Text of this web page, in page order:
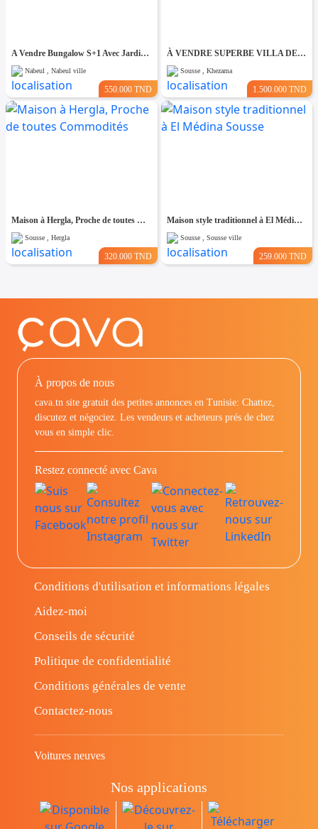
A Vendre Bungalow S+1 Avec Jardin à Club Farah, Nabeul
Nabeul , Nabeul ville
550.000 TND
À VENDRE SUPERBE VILLA DE 760 m² À KHZEMA OUEST
Sousse , Khezama
1.500.000 TND
Maison à Hergla, Proche de toutes Commodités
Sousse , Hergla
320.000 TND
Maison style traditionnel à El Médina Sousse
Sousse , Sousse ville
259.000 TND
À propos de nous
cava.tn site gratuit des petites annonces en Tunisie: Chattez,
discutez et négociez. Les vendeurs et acheteurs prés de chez
vous en simple clic.
Restez connecté avec Cava
Conditions d'utilisation et informations légales
Aidez-moi
Conseils de sécurité
Politique de confidentialité
Conditions générales de vente
Contactez-nous
Voitures neuves
Nos applications